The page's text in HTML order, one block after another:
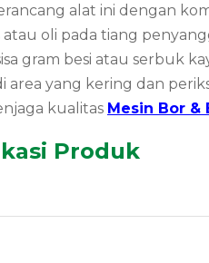
alat ini dengan
oli pada tiang
gram besi atau serbuk
area yang kering dan
kualitas Mesin Bor &
Produk